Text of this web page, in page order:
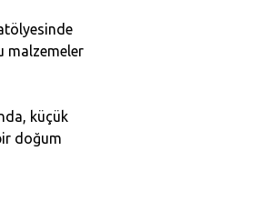
malzemeler
küçük
doğum